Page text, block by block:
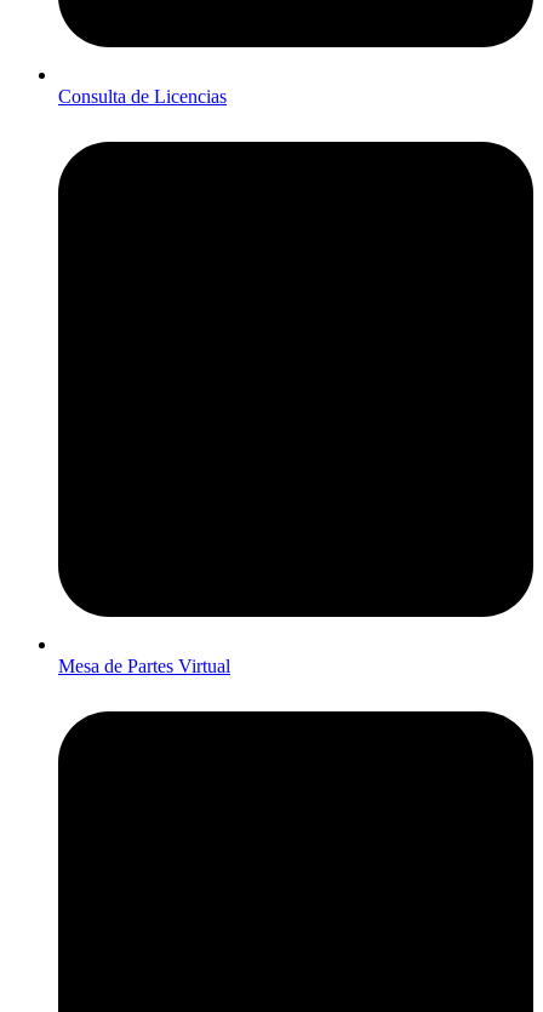
Consulta de Licencias
Mesa de Partes Virtual